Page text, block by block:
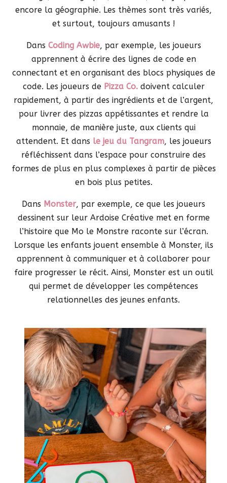
encore la géographie. Les thèmes sont très variés,
et surtout, toujours amusants !
Dans Coding Awbie, par exemple, les joueurs
apprennent à écrire des lignes de code en
connectant et en organisant des blocs physiques de
code. Les joueurs de Pizza Co. doivent calculer
rapidement, à partir des ingrédients et de l’argent,
pour livrer des pizzas appétissantes et rendre la
monnaie, de manière juste, aux clients qui
attendent. Et dans le jeu du Tangram, les joueurs
réfléchissent dans l’espace pour construire des
formes de plus en plus complexes à partir de pièces
en bois plus petites.
Dans Monster, par exemple, ce que les joueurs
dessinent sur leur Ardoise Créative met en forme
l’histoire que Mo le Monstre raconte sur l’écran.
Lorsque les enfants jouent ensemble à Monster, ils
apprennent à communiquer et à collaborer pour
faire progresser le récit. Ainsi, Monster est un outil
qui permet de développer les compétences
relationnelles des jeunes enfants.